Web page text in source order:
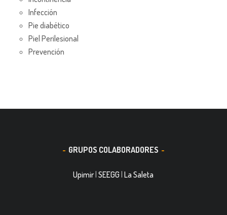
Infección
Pie diabético
Piel Perilesional
Prevención
GRUPOS COLABORADORES
Upimir|SEEGG |La Saleta